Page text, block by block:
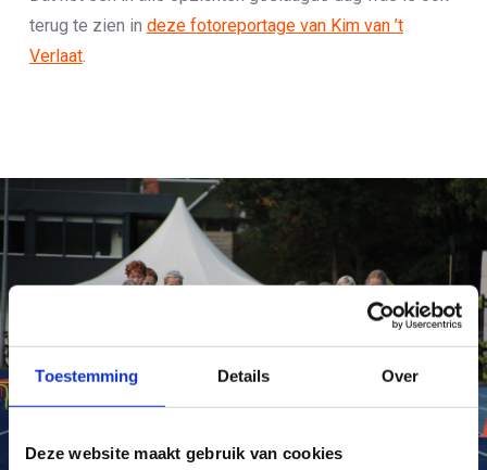
Toestemming Details Over
Deze website maakt gebruik van cookies
terug te zien in deze fotoreportage van Kim van ’t
Verlaat.